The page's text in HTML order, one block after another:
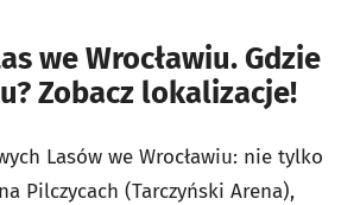
we Wrocławiu. Gdzie
Zobacz lokalizacje!
Lasów we Wrocławiu: nie tylko
Pilczycach (Tarczyński Arena),